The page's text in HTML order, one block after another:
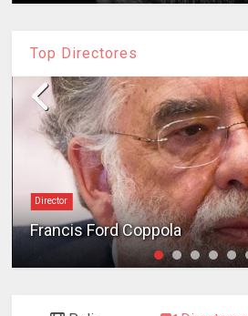
Top Directores
Director
Francis Ford Coppola